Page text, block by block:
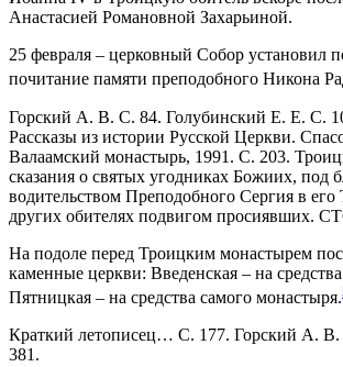
Анастасией Романовной Захарьиной.
25 февраля – церковный Собор установил
почитание памяти преподобного Никона
Горский А. В. С. 84. Голубинский Е. Е. С.
Рассказы из истории Русской Церкви.
Валаамский монастырь, 1991. С. 203.
сказания о святых угодниках Божиих, под
водительством Преподобного Сергия в его
других обителях подвигом просиявших.
На подоле перед Троицким монастырем
каменные церкви: Введенская – на
Пятницкая – на средства самого монастыря.
Краткий летописец… С. 177. Горский А. В.
381.